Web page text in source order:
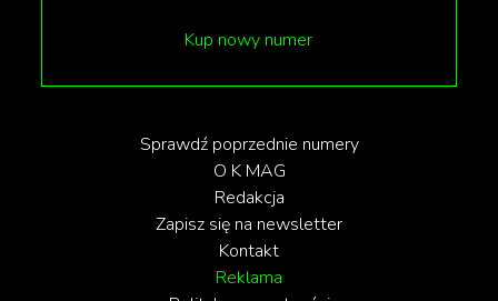
Kup nowy numer
Sprawdź poprzednie numery
O K MAG
Redakcja
Zapisz się na newsletter
Kontakt
Reklama